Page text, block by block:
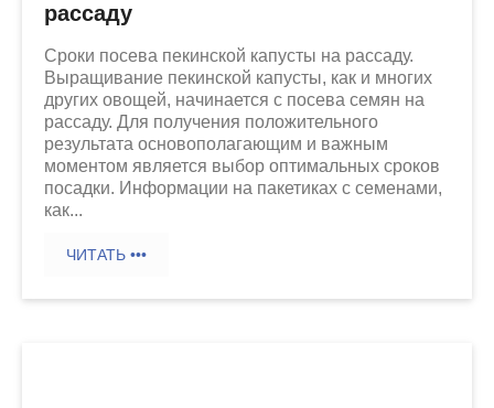
рассаду
Сроки посева пекинской капусты на рассаду.
Выращивание пекинской капусты, как и многих
других овощей, начинается с посева семян на
рассаду. Для получения положительного
результата основополагающим и важным
моментом является выбор оптимальных сроков
посадки. Информации на пакетиках с семенами,
как...
ЧИТАТЬ •••